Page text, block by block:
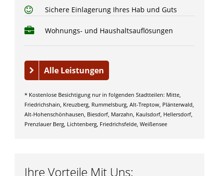
Sichere Einlagerung Ihres Hab und Guts
Wohnungs- und Haushaltsauflösungen
Alle Leistungen
* Kostenlose Besichtigung nur in folgenden Stadtteilen: Mitte,
Friedrichshain, Kreuzberg, Rummelsburg, Alt-Treptow, Plänterwald,
Alt-Hohenschönhausen, Biesdorf, Marzahn, Kaulsdorf, Hellersdorf,
Prenzlauer Berg, Lichtenberg, Friedrichsfelde, Weißensee
Ihre Vorteile Mit Uns: